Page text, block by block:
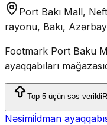
Port Bakı Mall,
rayonu, Bakı,
Footmark Port Baku
ayaqqabıları
geyimlər, aksesuarlar
Top 5 üçün səs verildi
Nəsimiİdman